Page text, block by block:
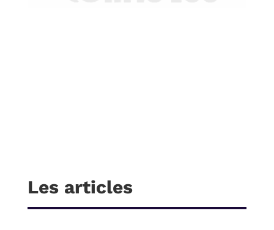
Les articles